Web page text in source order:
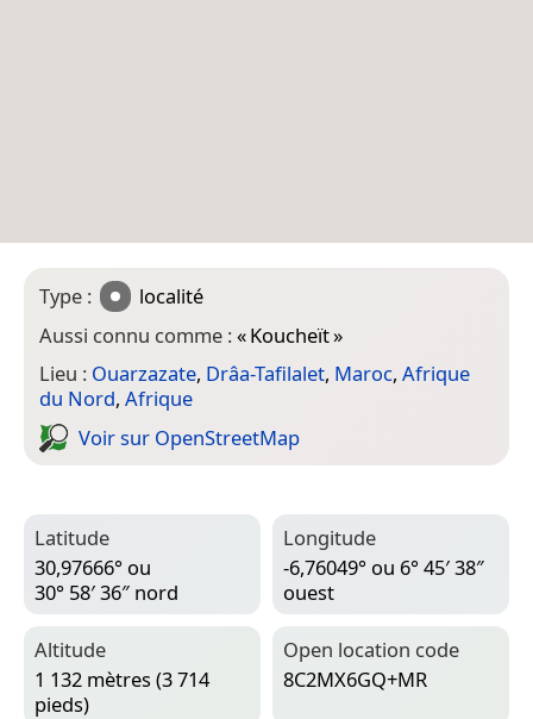
Type :
localité
Aussi connu comme :«Koucheït»
Lieu : Ouarzazate, Drâa-Tafilalet, Maroc, Afrique
du Nord, Afrique
Voir sur Open­Street­Map
Latitude
30,97666° ou
30° 58′ 36″ nord
Longitude
-6,76049° ou 6° 45′ 38″
ouest
Altitude
1 132 mètres (3 714
pieds)
Open location code
8C2MX6GQ+MR